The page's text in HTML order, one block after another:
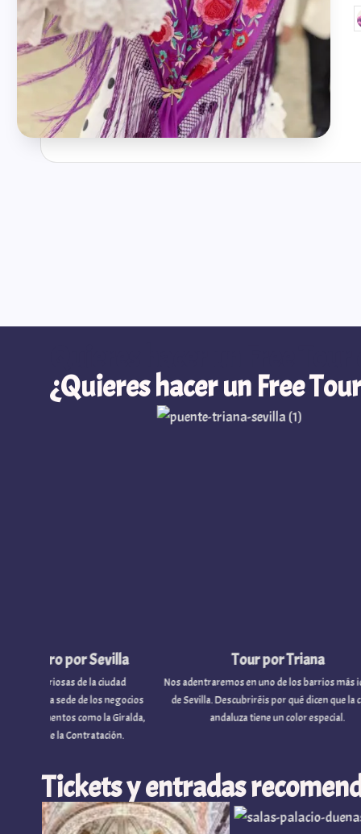
¿Quieres hacer un Free
Tour por Triana
Nos adentraremos en uno de los barrios más icónicos
de Sevilla. Descubriréis por qué dicen que la capital
andaluza tiene un color especial.
por Sevilla
de la ciudad
de los negocios
como la Giralda,
Contratación.
Tickets y entradas